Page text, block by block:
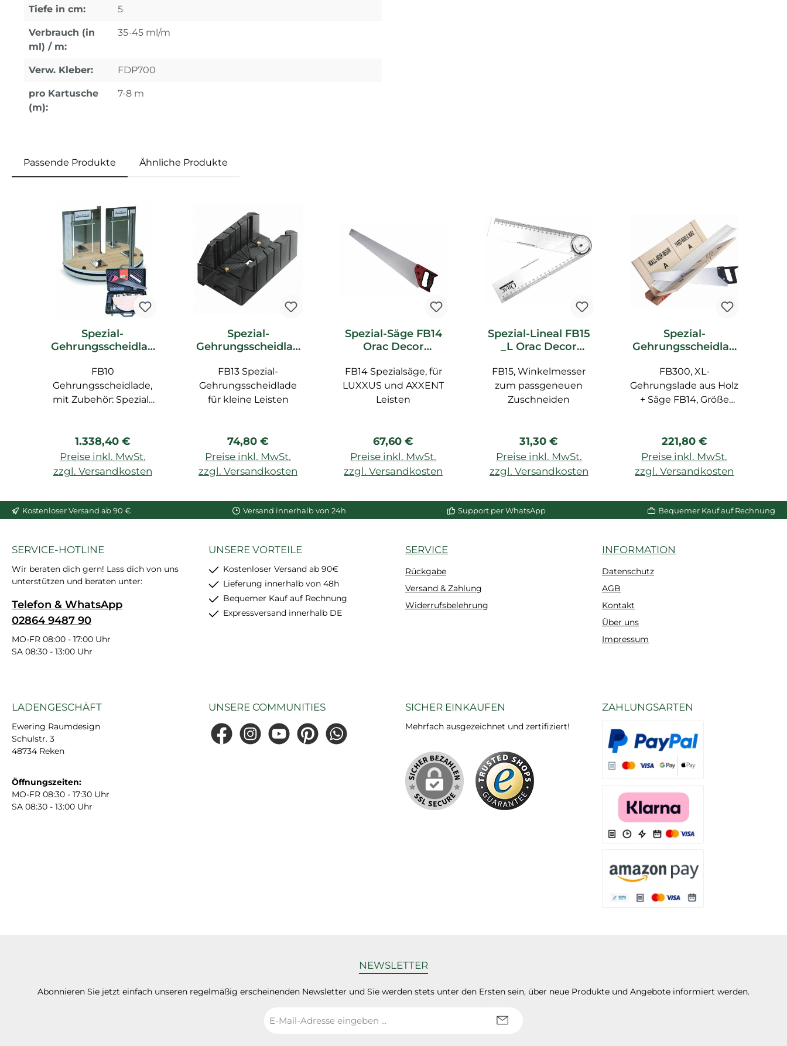
Tiefe in cm: 5
Verbrauch (in
ml) / m:
35-45 ml/m
Verw. Kleber: FDP700
pro Kartusche
(m):
7-8 m
Passende Produkte Ähnliche Produkte
Spezial-
Gehrungsscheidlad
Zubehör
FB10
Gehrungsscheidlade,
mit Zubehör: Spezial-
FB15
Regulärer Preis:
1.338,40 €
Preise inkl. MwSt.
zzgl. Versandkosten
Spezial-
Gehrungsscheidlad
Zubehör
FB13 Spezial-
Gehrungsscheidlade
für kleine Leisten
Regulärer Preis:
74,80 €
Preise inkl. MwSt.
zzgl. Versandkosten
Spezial-Säge FB14
Orac Decor
FB14 Spezialsäge, für
LUXXUS und AXXENT
Leisten
Regulärer Preis:
67,60 €
Preise inkl. MwSt.
zzgl. Versandkosten
Spezial-Lineal FB15
_L Orac Decor
FB15, Winkelmesser
zum passgeneuen
Zuschneiden
Regulärer Preis:
31,30 €
Preise inkl. MwSt.
zzgl. Versandkosten
Spezial-
Gehrungsscheidlad
Zubehör
FB300, XL-
Gehrungslade aus Holz
+ Säge FB14, Größe
Regulärer Preis:
221,80 €
Preise inkl. MwSt.
zzgl. Versandkosten
Kostenloser Versand ab 90 € Versand innerhalb von 24h Support per WhatsApp Bequemer Kauf auf Rechnung
SERVICE-HOTLINE
Wir beraten dich gern! Lass dich von uns
unterstützen und beraten unter:
Telefon & WhatsApp
02864 9487 90
MO-FR 08:00 - 17:00 Uhr
SA 08:30 - 13:00 Uhr
UNSERE VORTEILE
Kostenloser Versand ab 90€
Lieferung innerhalb von 48h
Bequemer Kauf auf Rechnung
Expressversand innerhalb DE
SERVICE
Rückgabe
Versand & Zahlung
Widerrufsbelehrung
INFORMATION
Datenschutz
AGB
Kontakt
Über uns
Impressum
LADENGESCHÄFT
Ewering Raumdesign
Schulstr. 3
48734 Reken
Öffnungszeiten:
MO-FR 08:30 - 17:30 Uhr
SA 08:30 - 13:00 Uhr
UNSERE COMMUNITIES
FacebookInstagramYouTubePinterestWhatsApp
SICHER EINKAUFEN
Mehrfach ausgezeichnet und zertifiziert!
ZAHLUNGSARTEN
NEWSLETTER
Abonnieren Sie jetzt einfach unseren regelmäßig erscheinenden Newsletter und Sie werden stets unter den Ersten sein, über neue Produkte und Angebote informiert werden.
Mail-